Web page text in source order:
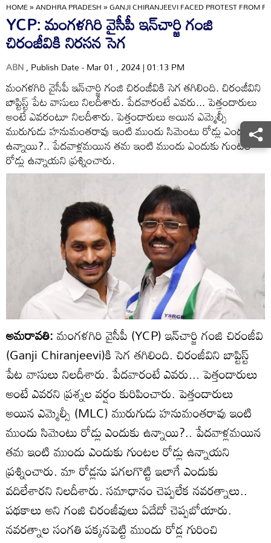
HOME»ANDHRA PRADESH»GANJI CHIRANJEEVI FACED PROTEST FROM
YCP: మంగళగిరి వైసీపీ ఇన్‌చార్జి గంజి
చిరంజీవికి నిరసన సెగ
ABN, Publish Date - Mar 01 , 2024 | 01:13 PM
మంగళగిరి వైసీపీ ఇన్‌చార్జి గంజి చిరంజీవికి సెగ తగిలింది. చిరంజీవిని
బాప్టిస్ట్ పేట వాసులు నిలదీశారు. పేదవారంటే ఎవరు... పెత్తందారులు
అంటే ఎవరంటూ నిలదీశారు. పెత్తందారులు అయిన ఎమ్మెల్సీ
మురుగుడు హనుమంతరావు ఇంటి ముందు సిమెంటు రోడ్లు ఎందుకు
ఉన్నాయి?.. పేదవాళ్లమయిన తమ ఇంటి ముందు ఎందుకు గుంటల
రోడ్లు ఉన్నాయని ప్రశ్నించారు.
అమరావతి:మంగళగిరి వైసీపీ (YCP) ఇన్‌చార్జి గంజి చిరంజీవి
(Ganji Chiranjeevi)కి సెగ తగిలింది. చిరంజీవిని బాప్టిస్ట్
పేట వాసులు నిలదీశారు. పేదవారంటే ఎవరు... పెత్తందారులు
అంటే ఎవరని ప్రశ్నల వర్షం కురిపించారు. పెత్తందారులు
అయిన ఎమ్మెల్సీ (MLC) మురుగుడు హనుమంతరావు ఇంటి
ముందు సిమెంటు రోడ్లు ఎందుకు ఉన్నాయి?.. పేదవాళ్లమయిన
తమ ఇంటి ముందు ఎందుకు గుంటల రోడ్లు ఉన్నాయని
ప్రశ్నించారు. మా రోడ్లను పగలగొట్టి ఇలాగే ఎందుకు
వదిలేశారని నిలదీశారు. సమాధానం చెప్పలేక నవరత్నాలు..
పథకాలు అని గంజి చిరంజీవులు ఏదేదో చెప్పబోయారు.
నవరత్నాల సంగతి పక్కనపెట్టి ముందు రోడ్ల గురించి